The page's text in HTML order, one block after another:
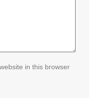
in this browser